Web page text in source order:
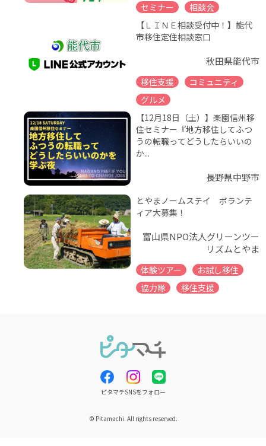
セミナー
相談会
【ＬＩＮＥ相談受付中！】能代
市移住定住相談窓口
秋田県能代市
移住支援
コミュニティ
グルメ
【12月18日（土）】楽園信州移
住セミナー『地方移住してふつ
うの転職ってどうしたらいいの
か...
長野県中野市
とやまノームステイ ボランテ
ィア大募集！
富山県NPO法人グリーンツー
リズムとやま
体験ツアー
お試し移住
協力隊
移住支援
ピタマチSNSをフォロー
© Pitamachi. All rights reserved.